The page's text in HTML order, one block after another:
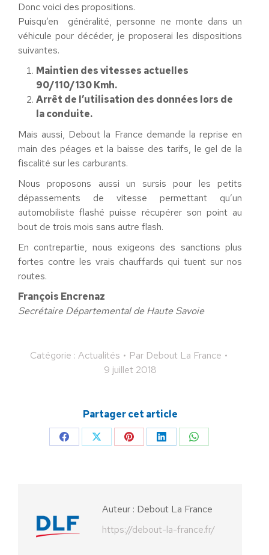
Donc voici des propositions.
Puisqu’en généralité, personne ne monte dans un
véhicule pour décéder, je proposerai les dispositions
suivantes.
Maintien des vitesses actuelles
90/110/130 Kmh.
Arrêt de l’utilisation des données lors de
la conduite.
Mais aussi, Debout la France demande la reprise en
main des péages et la baisse des tarifs, le gel de la
fiscalité sur les carburants.
Nous proposons aussi un sursis pour les petits
dépassements de vitesse permettant qu’un
automobiliste flashé puisse récupérer son point au
bout de trois mois sans autre flash.
En contrepartie, nous exigeons des sanctions plus
fortes contre les vrais chauffards qui tuent sur nos
routes.
François Encrenaz
Secrétaire Départemental de Haute Savoie
Catégorie : Actualités Par Debout La France
9 juillet 2018
Partager cet article
PartagerPartagerPartagerPartagerPartager
Auteur : Debout La France
https://debout-la-france.fr/